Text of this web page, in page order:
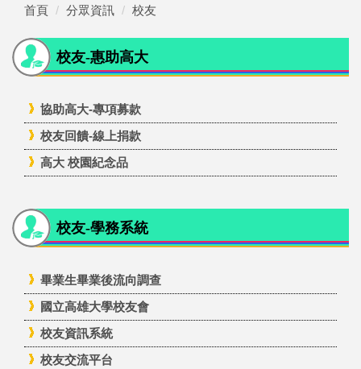
首頁 分眾資訊 校友
校友-惠助高大
協助高大-專項募款
校友回饋-線上捐款
高大 校園紀念品
校友-學務系統
畢業生畢業後流向調查
國立高雄大學校友會
校友資訊系統
校友交流平台